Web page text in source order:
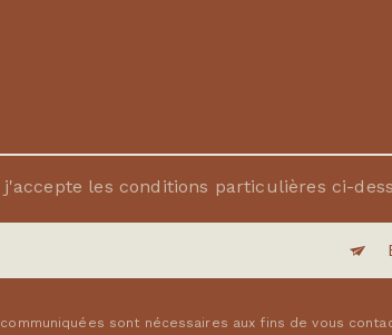
j'accepte les conditions particulières ci-
sont nécessaires aux fins de vous